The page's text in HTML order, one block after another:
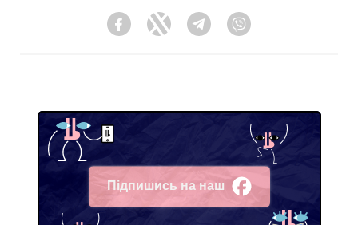
FacebookTwitter Telegram
Підпишись на наш
Facebook